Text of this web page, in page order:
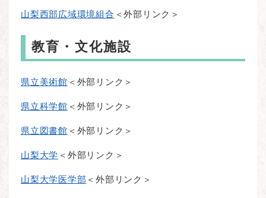
山梨西部広域環境組合 ＜外部リンク＞
教育・文化施設
県立美術館 ＜外部リンク＞
県立科学館 ＜外部リンク＞
県立図書館 ＜外部リンク＞
山梨大学 ＜外部リンク＞
山梨大学医学部 ＜外部リンク＞